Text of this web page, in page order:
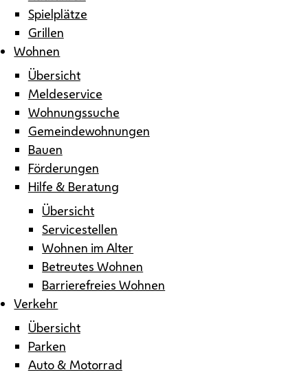
Spielplätze
Grillen
Wohnen
Übersicht
Meldeservice
Wohnungssuche
Gemeindewohnungen
Bauen
Förderungen
Hilfe & Beratung
Übersicht
Servicestellen
Wohnen im Alter
Betreutes Wohnen
Barrierefreies Wohnen
Verkehr
Übersicht
Parken
Auto & Motorrad